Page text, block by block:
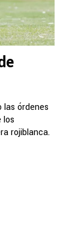
las órdenes
los
rojiblanca.